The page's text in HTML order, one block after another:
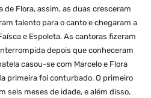
de Flora, assim, as duas cresceram
talento para o canto e chegaram a
e Espoleta. As cantoras fizeram
depois que conheceram
casou-se com Marcelo e Flora
primeira foi conturbado. O primeiro
seis meses de idade, e além disso,